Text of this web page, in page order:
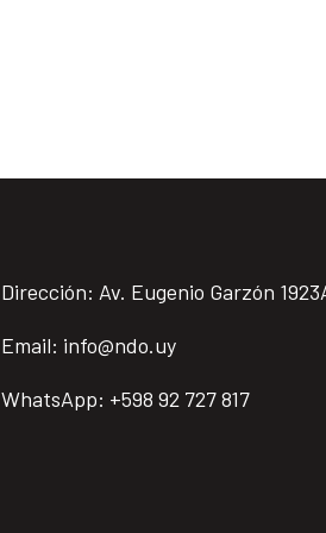
Dirección: Av. Eugenio Garzón
Email: info@ndo.uy
WhatsApp: +598 92 727 817